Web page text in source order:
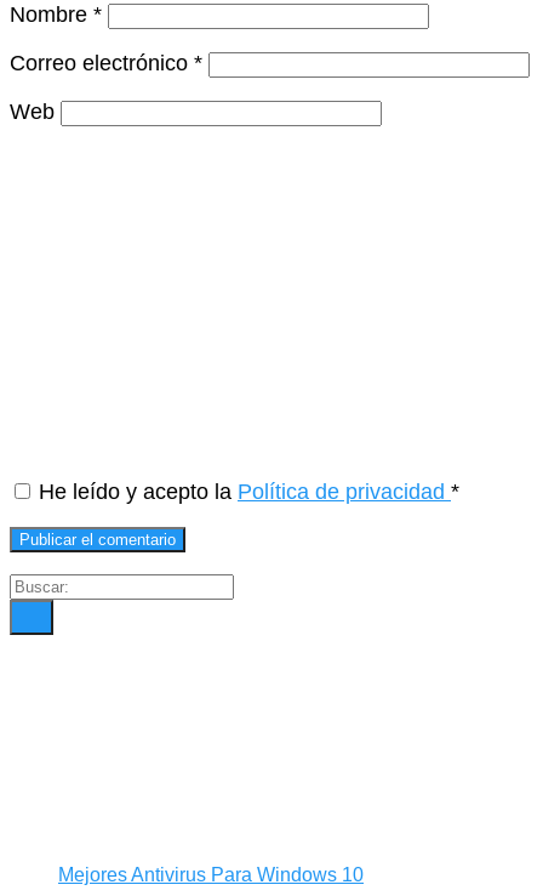
Nombre *
Correo electrónico *
Web
He leído y acepto la Política de privacidad *
Mejores Antivirus Para Windows 10